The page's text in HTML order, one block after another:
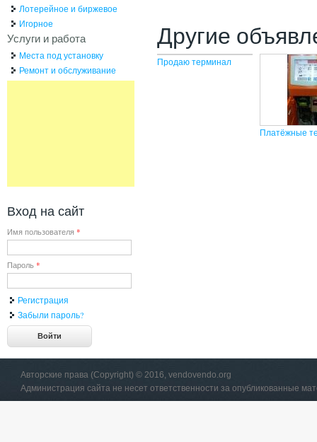
Другие
Продаю терминал
Платёжные
Лотерейное и биржевое
Игорное
Услуги и работа
Места под установку
Ремонт и обслуживание
Вход на сайт
Имя пользователя *
Пароль *
Регистрация
Забыли пароль?
Авторские права (Copyright) © 2016, vendovendo.org
Администрация сайта не несет ответственности за опубликованные